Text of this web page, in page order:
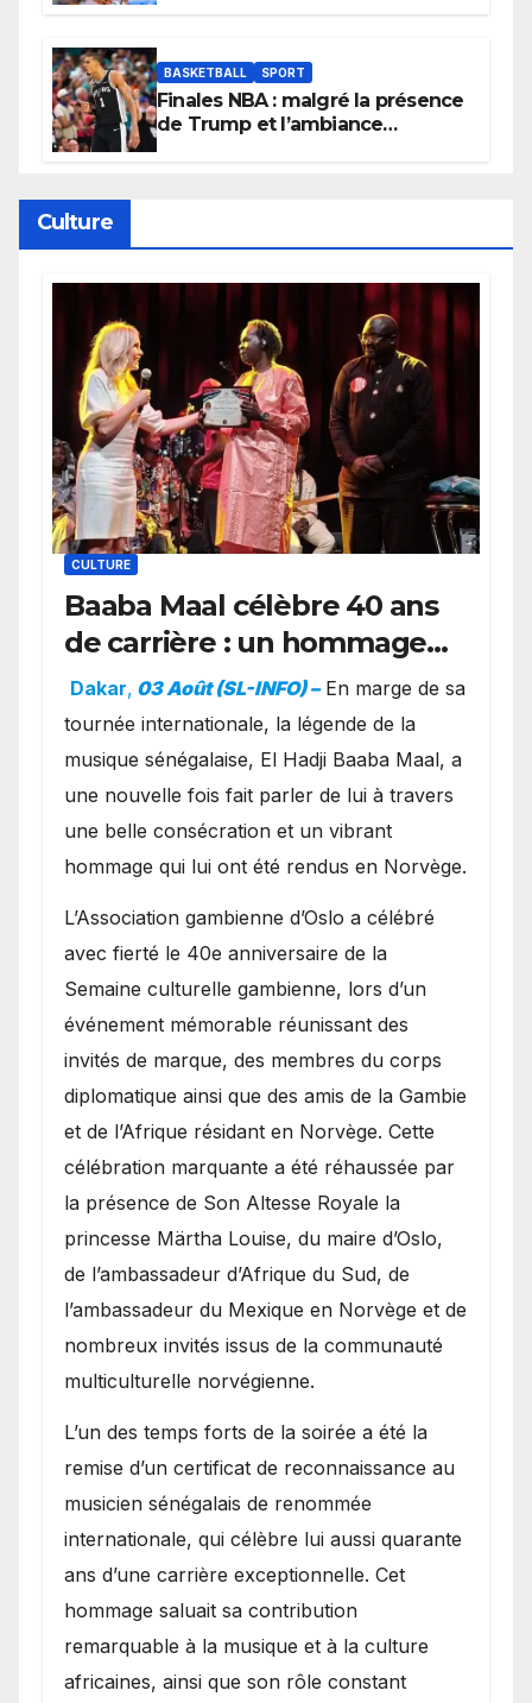
BASKETBALL SPORT
Finales NBA : malgré la présence
de Trump et l’ambiance
Culture
CULTURE
Baaba Maal célèbre 40 ans
de carrière : un hommage
exceptionnel à Oslo en
présence de la famille
royale.
Dakar, 03 Août (SL-INFO) – ​En marge de sa
tournée internationale, la légende de la
musique sénégalaise, El Hadji Baaba Maal, a
une nouvelle fois fait parler de lui à travers
une belle consécration et un vibrant
hommage qui lui ont été rendus en Norvège.
​L’Association gambienne d’Oslo a célébré
avec fierté le 40e anniversaire de la
Semaine culturelle gambienne, lors d’un
événement mémorable réunissant des
invités de marque, des membres du corps
diplomatique ainsi que des amis de la Gambie
et de l’Afrique résidant en Norvège. Cette
célébration marquante a été réhaussée par
la présence de Son Altesse Royale la
princesse Märtha Louise, du maire d’Oslo,
de l’ambassadeur d’Afrique du Sud, de
l’ambassadeur du Mexique en Norvège et de
nombreux invités issus de la communauté
multiculturelle norvégienne.
​L’un des temps forts de la soirée a été la
remise d’un certificat de reconnaissance au
musicien sénégalais de renommée
internationale, qui célèbre lui aussi quarante
ans d’une carrière exceptionnelle. Cet
hommage saluait sa contribution
remarquable à la musique et à la culture
africaines, ainsi que son rôle constant